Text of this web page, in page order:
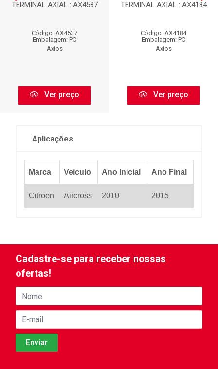
TERMINAL AXIAL : AX4537
Código: AX4537
Embalagem: PC
Axios
Ver preço
TERMINAL AXIAL : AX4184
Código: AX4184
Embalagem: PC
Axios
Ver preço
Aplicações
Marca Veiculo Ano Inicial Ano Final
Citroen Aircross 2010 2015
Cadastre-se para receber nossas
ofertas!